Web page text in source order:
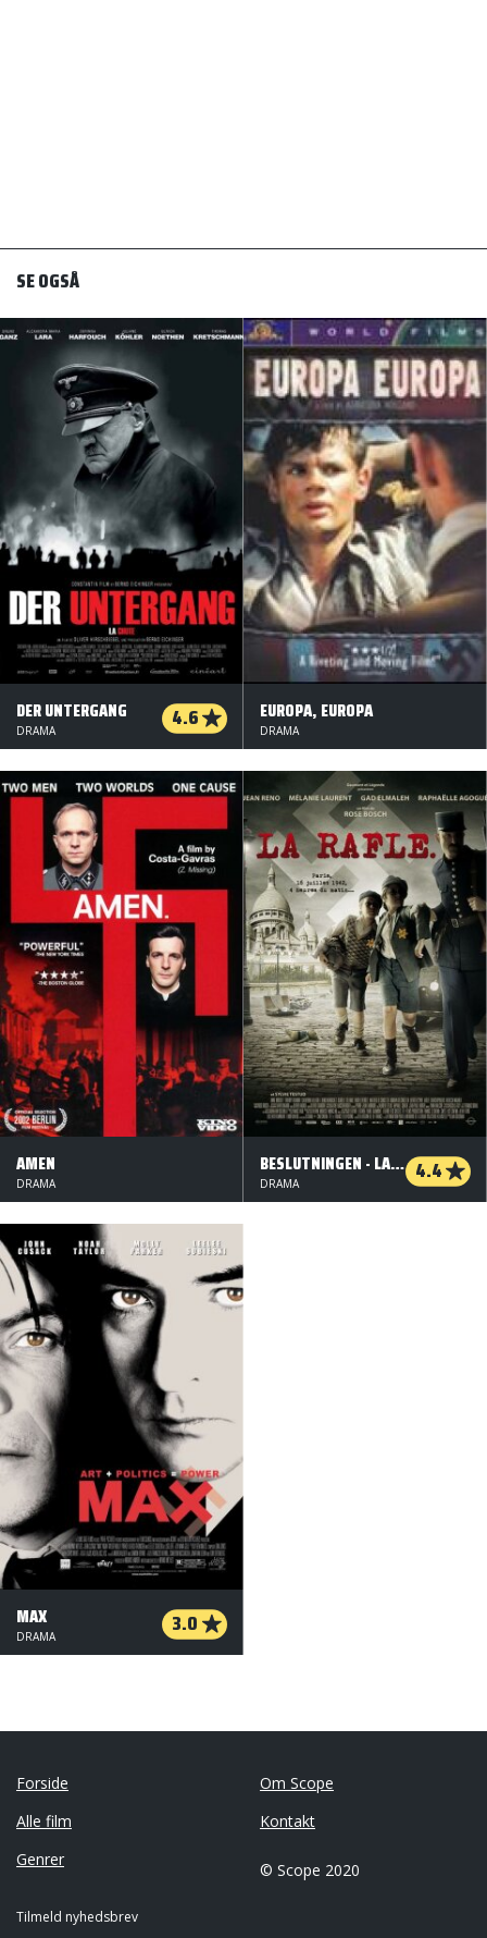
SE OGSÅ
DER UNTERGANG 4.6
DRAMA
EUROPA, EUROPA
DRAMA
AMEN
DRAMA
BESLUTNINGEN - LA RAFLE 4.4
DRAMA
MAX 3.0
DRAMA
Forside
Alle film
Genrer
Om Scope
Kontakt
© Scope 2020
Tilmeld nyhedsbrev